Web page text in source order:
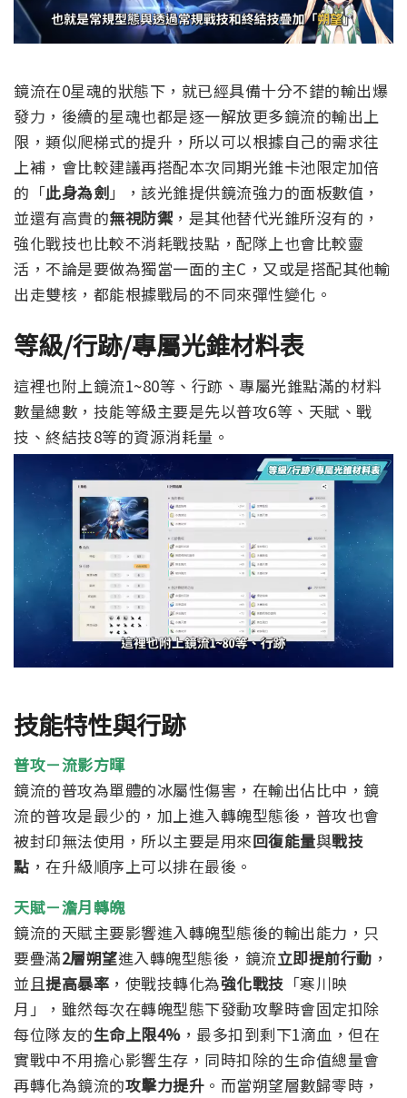
鏡流在0星魂的狀態下，就已經具備十分不錯的輸出爆
發力，後續的星魂也都是逐一解放更多鏡流的輸出上
限，類似爬梯式的提升，所以可以根據自己的需求往
上補，會比較建議再搭配本次同期光錐卡池限定加倍
的「此身為劍」，該光錐提供鏡流強力的面板數值，
並還有高貴的無視防禦 ，是其他替代光錐所沒有的，
強化戰技也比較不消耗戰技點，配隊上也會比較靈
活，不論是要做為獨當一面的主C，又或是搭配其他輸
出走雙核，都能根據戰局的不同來彈性變化。
等級/行跡/專屬光錐材料表
這裡也附上鏡流1~80等、行跡、專屬光錐點滿的材料
數量總數，技能等級主要是先以普攻6等、天賦、戰
技、終結技8等的資源消耗量。
技能特性與行跡
普攻－流影方暉
鏡流的普攻為單體的冰屬性傷害，在輸出佔比中，鏡
流的普攻是最少的，加上進入轉魄型態後，普攻也會
被封印無法使用，所以主要是用來回復能量與戰技
點 ，在升級順序上可以排在最後。
天賦－澹月轉魄
鏡流的天賦主要影響進入轉魄型態後的輸出能力，只
要疊滿2層朔望進入轉魄型態後，鏡流立即提前行動 ，
並且提高暴率 ，使戰技轉化為強化戰技 「寒川映
月」， 雖然每次在轉魄型態下發動攻擊時會固定扣除
每位隊友的生命上限4%，最多扣到剩下1滴血，但在
實戰中不用擔心影響生存，同時扣除的生命值總量會
再轉化為鏡流的攻擊力提升 。而當朔望層數歸零時，